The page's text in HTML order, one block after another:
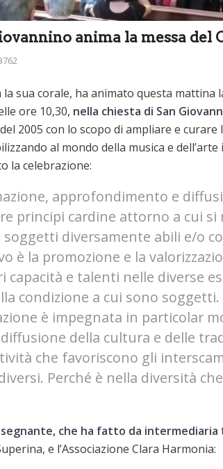
anima la messa del
la sua corale, ha animato questa mattina
ore 10,30, nella chiesta di San
2005 con lo scopo di ampliare e curare
al mondo della musica e
la celebrazione:
approfondimento e
principi cardine attorno a cui si
diversamente abili e/o
è la promozione e la
e talenti nelle diverse
condizione a cui sono
è impegnata in particolar
della cultura e delle
che favoriscono gli
Perché è nella diversità
che ha fatto da intermediaria
e l’Associazione Clara Harmonia: